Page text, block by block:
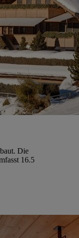
Die
16.5